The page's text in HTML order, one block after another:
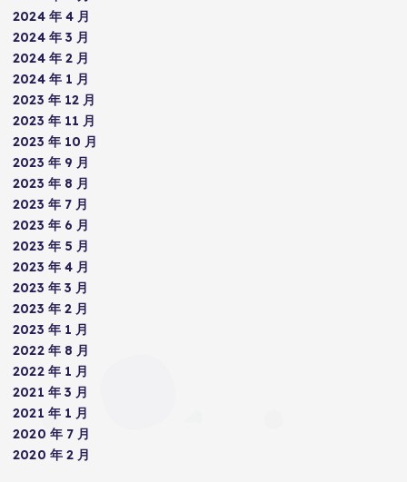
2024 年 4 月
2024 年 3 月
2024 年 2 月
2024 年 1 月
2023 年 12 月
2023 年 11 月
2023 年 10 月
2023 年 9 月
2023 年 8 月
2023 年 7 月
2023 年 6 月
2023 年 5 月
2023 年 4 月
2023 年 3 月
2023 年 2 月
2023 年 1 月
2022 年 8 月
2022 年 1 月
2021 年 3 月
2021 年 1 月
2020 年 7 月
2020 年 2 月